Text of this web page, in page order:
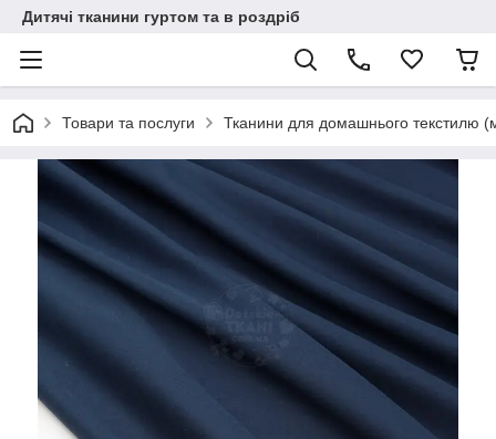
Дитячі тканини гуртом та в роздріб
Товари та послуги Тканини для домашнього текстилю